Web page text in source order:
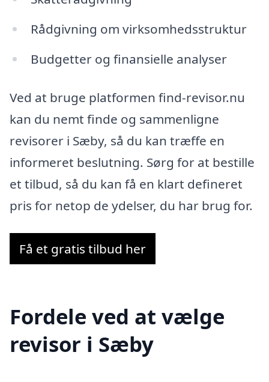
Rådgivning om virksomhedsstruktur
Budgetter og finansielle analyser
Ved at bruge platformen find-revisor.nu
kan du nemt finde og sammenligne
revisorer i Sæby, så du kan træffe en
informeret beslutning. Sørg for at bestille
et tilbud, så du kan få en klart defineret
pris for netop de ydelser, du har brug for.
Få et gratis tilbud her
Fordele ved at vælge
revisor i Sæby